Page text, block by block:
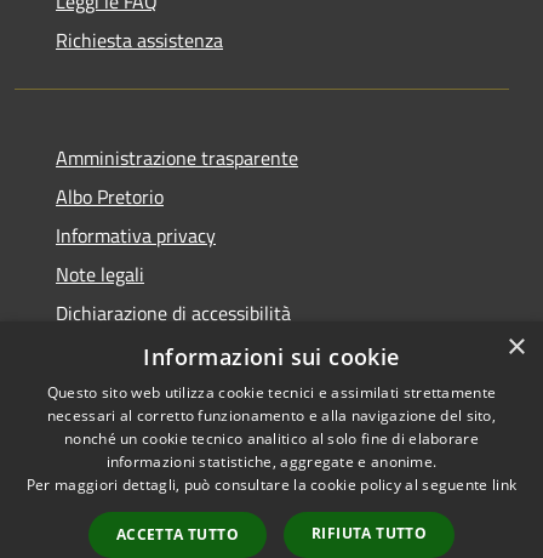
Richiesta assistenza
Amministrazione trasparente
Albo Pretorio
Informativa privacy
Note legali
Dichiarazione di accessibilità
Accessibilità
Privacy
Comune convenzionato
Astigov
Progetto|Convenzione|
Adesioni
×
Informazioni sui cookie
Questo sito web utilizza cookie tecnici e assimilati strettamente
necessari al corretto funzionamento e alla navigazione del sito,
nonché un cookie tecnico analitico al solo fine di elaborare
informazioni statistiche, aggregate e anonime.
Per maggiori dettagli, può consultare la cookie policy al seguente link
ACCETTA TUTTO RIFIUTA TUTTO